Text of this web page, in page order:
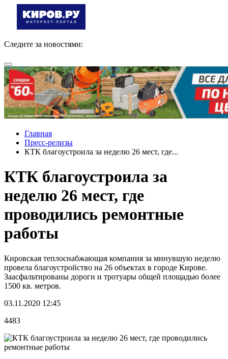
Следите за новостями:
Главная
Пресс-релизы
КТК благоустроила за неделю 26 мест, где...
КТК благоустроила за
неделю 26 мест, где
проводились ремонтные
работы
Кировская теплоснабжающая компания за минувшую неделю
провела благоустройство на 26 объектах в городе Кирове.
Заасфальтированы дороги и тротуары общей площадью более
1500 кв. метров.
03.11.2020 12:45
4483